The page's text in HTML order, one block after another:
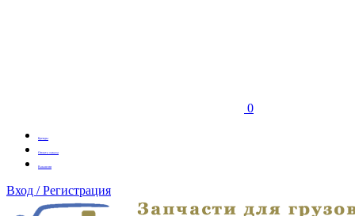
0
Бренды
Оплата заказа
Вакансии
Вход / Регистрация